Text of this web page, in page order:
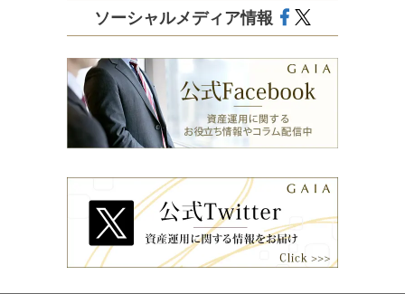
ソーシャルメディア情報